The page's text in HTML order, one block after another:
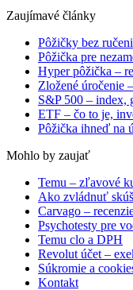
Zaujímavé články
Pôžičky bez
Pôžička pre
Hyper pôžička –
Zložené úročenie
S&P 500 – index,
ETF – čo to je,
Pôžička ihneď na
Mohlo by zaujať
Temu – zľavové
Ako zvládnuť
Carvago –
Psychotesty pre
Temu clo a DPH
Revolut účet –
Súkromie a
Kontakt